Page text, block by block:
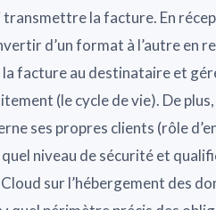
la facture. En
d’un format à l’autre en
facture au destinataire et
(le cycle de vie). De
ses propres clients (rôle
niveau de sécurité et
sur l’hébergement des